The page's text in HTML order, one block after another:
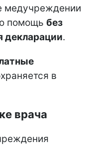
медучреждении
помощь без
декларации.
в
врача